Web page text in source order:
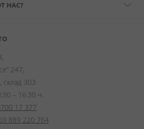
НАС?
247,
склад 303
– 16:30 ч.
17 377
889 220 764